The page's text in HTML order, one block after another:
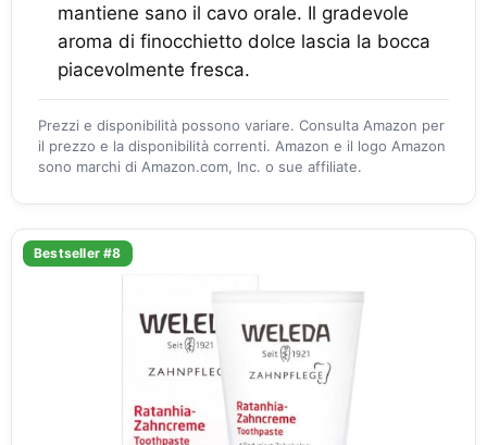
mantiene sano il cavo orale. Il gradevole
aroma di finocchietto dolce lascia la bocca
piacevolmente fresca.
Prezzi e disponibilità possono variare. Consulta Amazon per
il prezzo e la disponibilità correnti. Amazon e il logo Amazon
sono marchi di Amazon.com, Inc. o sue affiliate.
Bestseller #8